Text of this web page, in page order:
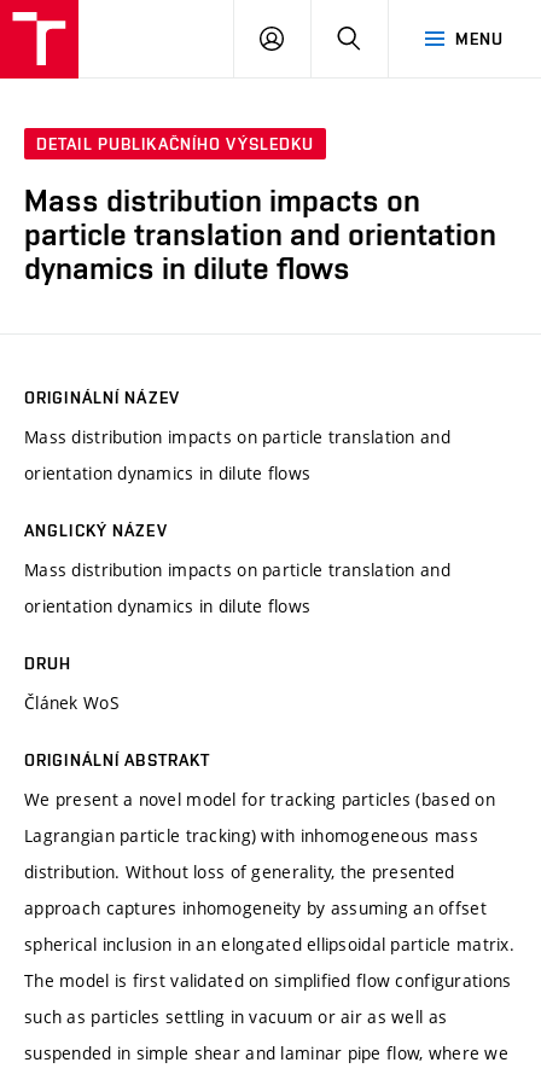
MENU
PŘIHLÁSIT
DETAIL PUBLIKAČNÍHO VÝSLEDKU
Mass distribution impacts on
particle translation and orientation
dynamics in dilute flows
ORIGINÁLNÍ NÁZEV
Mass distribution impacts on particle translation and
orientation dynamics in dilute flows
ANGLICKÝ NÁZEV
Mass distribution impacts on particle translation and
orientation dynamics in dilute flows
DRUH
Článek WoS
ORIGINÁLNÍ ABSTRAKT
We present a novel model for tracking particles (based on
Lagrangian particle tracking) with inhomogeneous mass
distribution. Without loss of generality, the presented
approach captures inhomogeneity by assuming an offset
spherical inclusion in an elongated ellipsoidal particle matrix.
The model is first validated on simplified flow configurations
such as particles settling in vacuum or air as well as
suspended in simple shear and laminar pipe flow, where we